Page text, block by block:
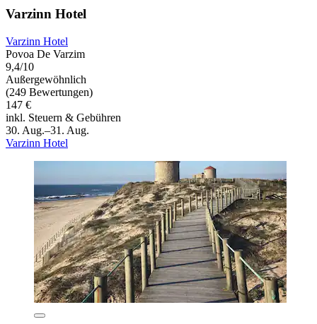
Varzinn Hotel
Varzinn Hotel
Povoa De Varzim
9,4/10
Außergewöhnlich
(249 Bewertungen)
147 €
inkl. Steuern & Gebühren
30. Aug.–31. Aug.
Varzinn Hotel